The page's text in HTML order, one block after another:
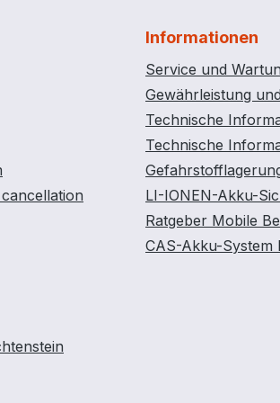
Informationen
Service und
Gewährleistung
Technische
Technische
LI-IONEN-Akku-
Ratgeber Mobile
CAS-Akku-System